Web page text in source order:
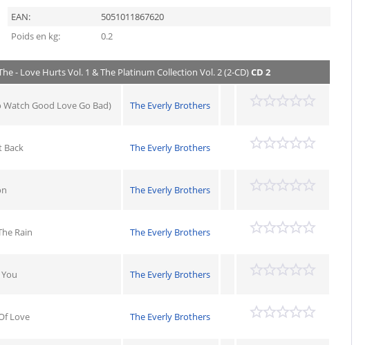
EAN:
5051011867620
Poids en kg:
0.2
- Love Hurts Vol. 1 & The Platinum Collection Vol. 2 (2-CD)CD 2
Watch Good Love Go Bad) The Everly Brothers
Back The Everly Brothers
The Everly Brothers
Rain The Everly Brothers
The Everly Brothers
Love The Everly Brothers